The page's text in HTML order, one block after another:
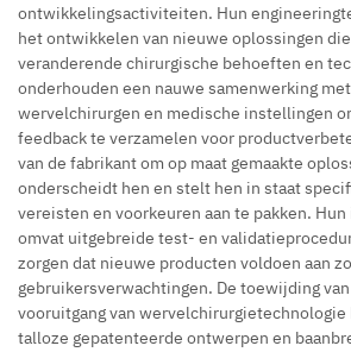
ontwikkelingsactiviteiten. Hun
het ontwikkelen van nieuwe oplossingen
veranderende chirurgische behoeften en
onderhouden een nauwe samenwerking
wervelchirurgen en medische instellingen
feedback te verzamelen voor
van de fabrikant om op maat gemaakte
onderscheidt hen en stelt hen in staat
vereisten en voorkeuren aan te pakken.
omvat uitgebreide test- en
zorgen dat nieuwe producten voldoen aan
gebruikersverwachtingen. De toewijding
vooruitgang van
talloze gepatenteerde ontwerpen en